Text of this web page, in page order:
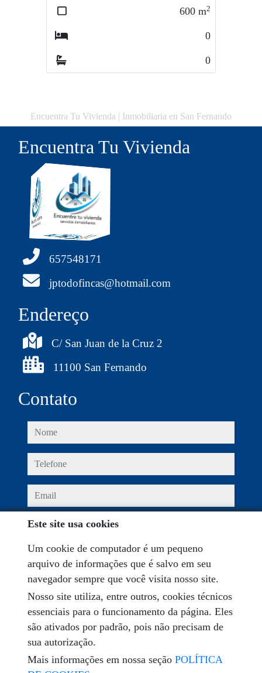
600m 2
Encuentra Tu Vivienda | Inmobiliaria en San Fernando
Encuentra Tu Vivienda
657548171
jptodofincas@hotmail.com
Endereço
C/ San Juan de la Cruz 2
11100 San Fernando
Contato
nome
telefone
email
Eu li e aceito os termos de uso e
mensagem
Captcha
Este site usa cookies
Um cookie de computador é um pequeno
arquivo de informações que é salvo em seu
navegador sempre que você visita nosso site.
Nosso site utiliza, entre outros, cookies técnicos
essenciais para o funcionamento da página. Eles
são ativados por padrão, pois não precisam de
sua autorização.
Mais informações em nossa seção POLÍTICA